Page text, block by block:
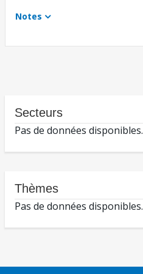
Notes
Secteurs
Pas de données disponibles.
Thèmes
Pas de données disponibles.